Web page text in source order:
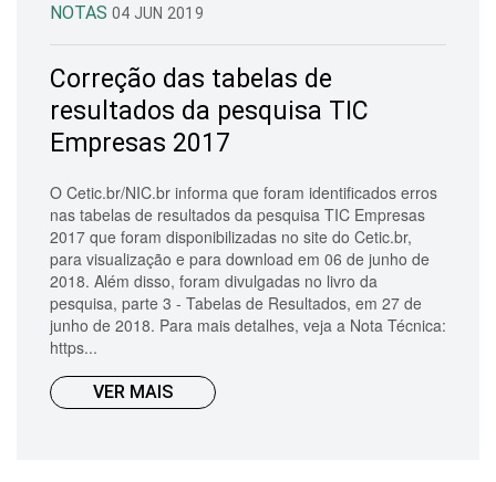
NOTAS 04 JUN 2019
Correção das tabelas de
resultados da pesquisa TIC
Empresas 2017
O Cetic.br/NIC.br informa que foram identificados erros
nas tabelas de resultados da pesquisa TIC Empresas
2017 que foram disponibilizadas no site do Cetic.br,
para visualização e para download em 06 de junho de
2018. Além disso, foram divulgadas no livro da
pesquisa, parte 3 - Tabelas de Resultados, em 27 de
junho de 2018. Para mais detalhes, veja a Nota Técnica:
https...
VER MAIS